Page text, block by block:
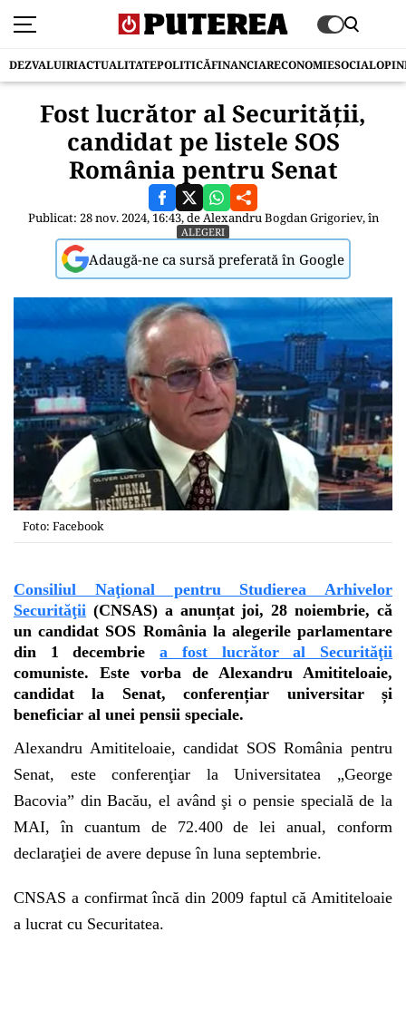
DEZVALUIRIACTUALITATEPOLITICĂFINANCIARECONOMIESOCIAL
Fost lucrător al Securității,
candidat pe listele SOS
România pentru Senat
Publicat: 28 nov. 2024, 16:43, deAlexandru Bogdan Grigoriev, în
ALEGERI
Adaugă-ne ca sursă preferată în Google
Foto: Facebook
Consiliul Naţional pentru Studierea Arhivelor
Securităţii (CNSAS) a anunțat joi, 28 noiembrie, că
un candidat SOS România la alegerile parlamentare
din 1 decembriea fost lucrător al Securităţii
comuniste. Este vorba de Alexandru Amititeloaie,
candidat la Senat, conferențiar universitar și
beneficiar al unei pensii speciale.
Alexandru Amititeloaie, candidat SOS România pentru
Senat, este conferenţiar la Universitatea „George
Bacovia” din Bacău, el având şi o pensie specială de la
MAI, în cuantum de 72.400 de lei anual, conform
declaraţiei de avere depuse în luna septembrie.
CNSAS a confirmat încă din 2009 faptul că Amititeloaie
a lucrat cu Securitatea.